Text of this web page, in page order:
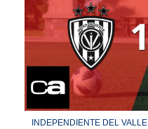
INDEPENDIENTE DEL VALLE